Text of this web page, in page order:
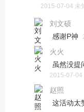
2015-07-04 未
刘文硕
感谢P神
火火
虽然没提
2015-07-04
赵照
这活动太